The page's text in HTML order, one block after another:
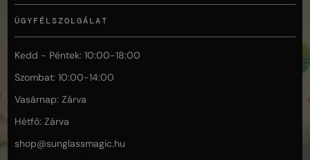
ÜGYFÉLSZOLGÁLAT
Kedd - Péntek: 10:00-18:00
Szombat: 10:00-14:00
Vasárnap: Zárva
Hétfő: Zárva
shop@sunglassmagic.hu